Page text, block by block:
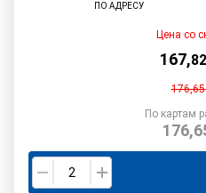
ПО АДРЕСУ
Цена со
167,82
176,65
По картам